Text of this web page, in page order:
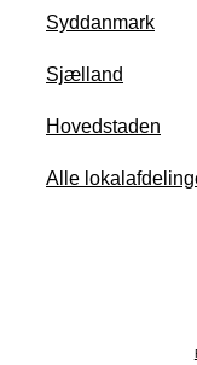
Syddanmark
Sjælland
Hovedstaden
Alle